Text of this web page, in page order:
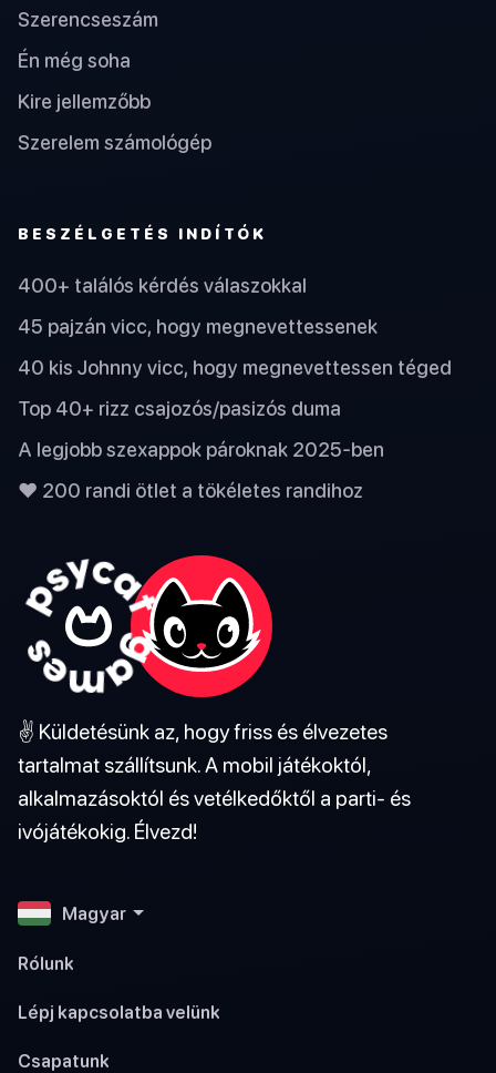
Szerencseszám
Én még soha
Kire jellemzőbb
Szerelem számológép
BESZÉLGETÉS INDÍTÓK
400+ találós kérdés válaszokkal
45 pajzán vicc, hogy megnevettessenek
40 kis Johnny vicc, hogy megnevettessen téged
Top 40+ rizz csajozós/pasizós duma
A legjobb szexappok pároknak 2025-ben
❤️ 200 randi ötlet a tökéletes randihoz
✌️ Küldetésünk az, hogy friss és élvezetes
tartalmat szállítsunk. A mobil játékoktól,
alkalmazásoktól és vetélkedőktől a parti- és
ivójátékokig. Élvezd!
Magyar
Rólunk
Lépj kapcsolatba velünk
Csapatunk